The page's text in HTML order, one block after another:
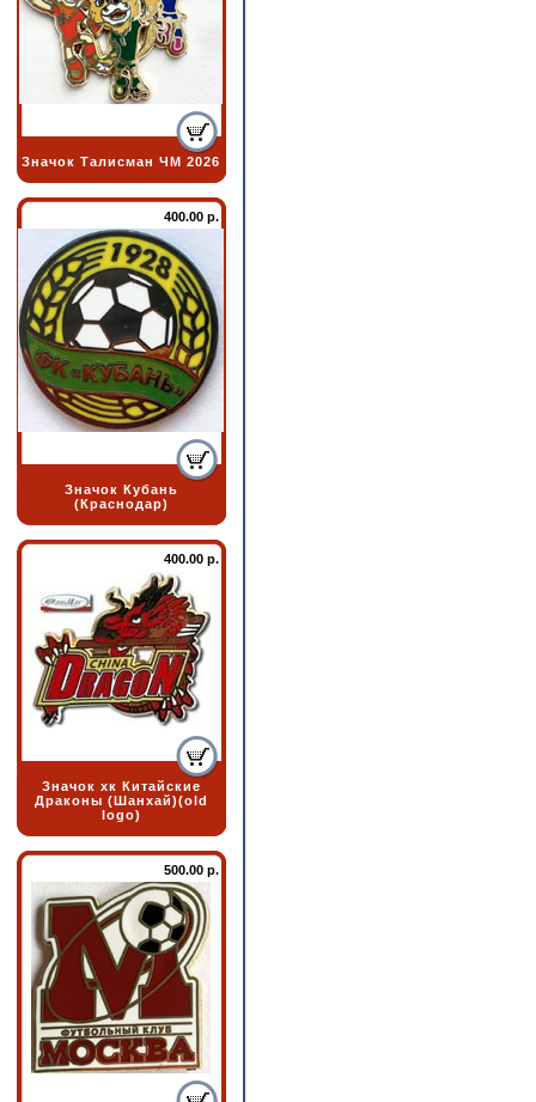
Значок Талисман ЧМ 2026
400.00 р.
Значок Кубань
(Краснодар)
400.00 р.
Значок хк Китайские
Драконы (Шанхай)(old
logo)
500.00 р.